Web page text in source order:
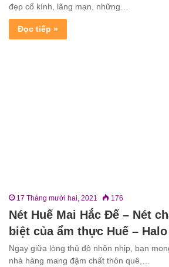
đẹp cổ kính, lãng mạn, những…
Đọc tiếp »
17 Tháng mười hai, 2021 176
Nét Huế Mai Hắc Đế – Nét
biệt của ẩm thực Huế – Halo
Ngay giữa lòng thủ đô nhộn nhịp, bạn
nhà hàng mang đậm chất thôn quê,…